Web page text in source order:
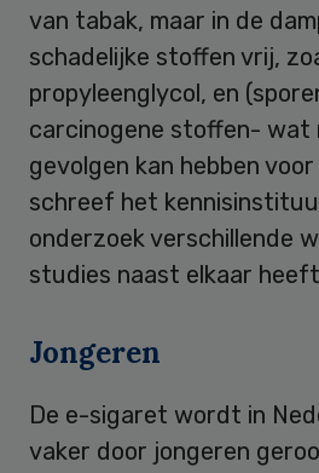
van tabak, maar in de
schadelijke stoffen vrij,
propyleenglycol, en
carcinogene stoffen- wat
gevolgen kan hebben
schreef het
onderzoek verschillende
studies naast elkaar
Jongeren
De e-sigaret wordt in
vaker door jongeren